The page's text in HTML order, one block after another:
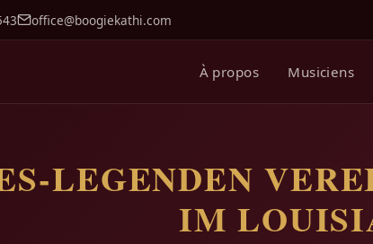
office@boogiekathi.com
À propos Musiciens
LEGENDEN
IM